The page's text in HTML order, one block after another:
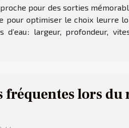
pour des sorties
pour optimiser le choix leurre
: largeur, profondeur,
fréquentes lors